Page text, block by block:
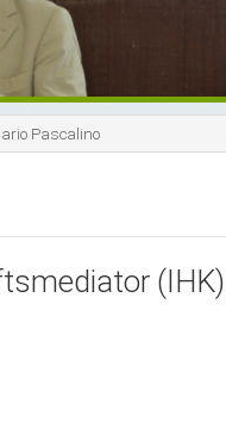
Pascalino
(IHK)